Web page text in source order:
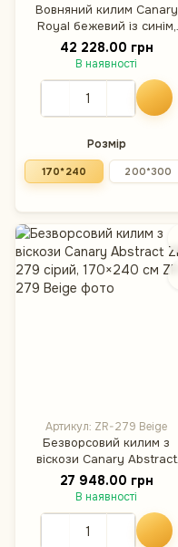
Вовняний килим Canary
Royal бежевий із синім,
170×240 см
42 228.00 грн
В наявності
Розмір
170*240 200*300
Артикул: ZR-279 Beige
Безворсовий килим з
віскози Canary Abstract
ZR-279 сірий, 170×240 см
27 948.00 грн
В наявності